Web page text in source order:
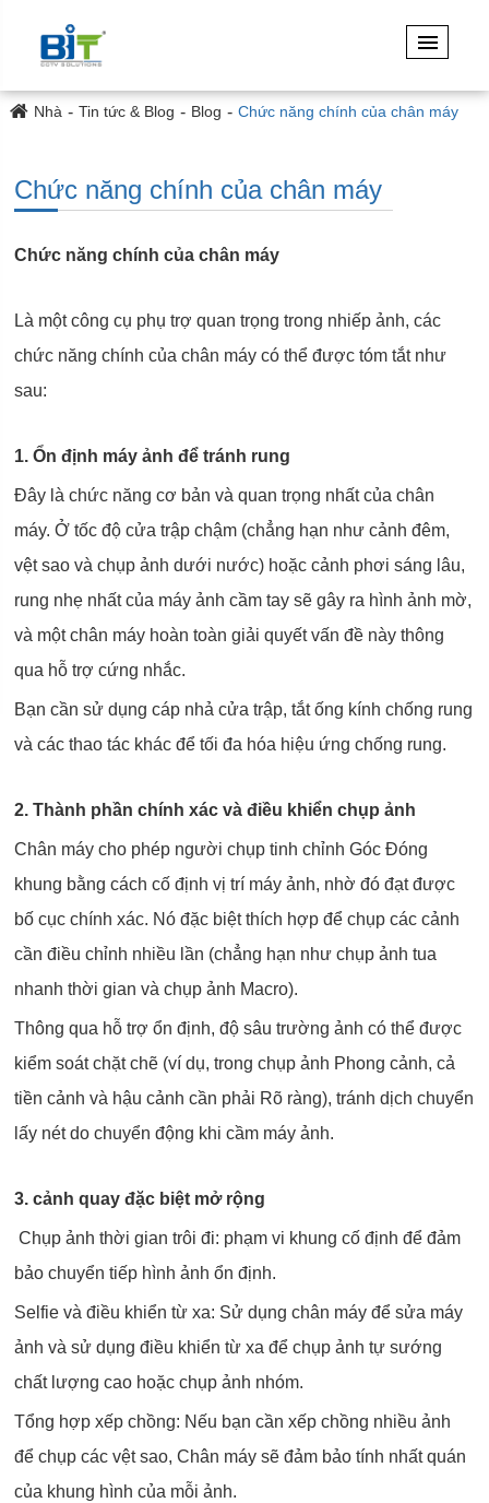
Nhà Tin tức & Blog Blog Chức năng chính của chân máy
Chức năng chính của chân máy
Chức năng chính của chân máy
Là một công cụ phụ trợ quan trọng trong nhiếp ảnh, các
chức năng chính của chân máy có thể được tóm tắt như
sau:
1. Ổn định máy ảnh để tránh rung
Đây là chức năng cơ bản và quan trọng nhất của chân
máy. Ở tốc độ cửa trập chậm (chẳng hạn như cảnh đêm,
vệt sao và chụp ảnh dưới nước) hoặc cảnh phơi sáng lâu,
rung nhẹ nhất của máy ảnh cầm tay sẽ gây ra hình ảnh mờ,
và một chân máy hoàn toàn giải quyết vấn đề này thông
qua hỗ trợ cứng nhắc.
Bạn cần sử dụng cáp nhả cửa trập, tắt ống kính chống rung
và các thao tác khác để tối đa hóa hiệu ứng chống rung.
2. Thành phần chính xác và điều khiển chụp ảnh
Chân máy cho phép người chụp tinh chỉnh Góc Đóng
khung bằng cách cố định vị trí máy ảnh, nhờ đó đạt được
bố cục chính xác. Nó đặc biệt thích hợp để chụp các cảnh
cần điều chỉnh nhiều lần (chẳng hạn như chụp ảnh tua
nhanh thời gian và chụp ảnh Macro).
Thông qua hỗ trợ ổn định, độ sâu trường ảnh có thể được
kiểm soát chặt chẽ (ví dụ, trong chụp ảnh Phong cảnh, cả
tiền cảnh và hậu cảnh cần phải Rõ ràng), tránh dịch chuyển
lấy nét do chuyển động khi cầm máy ảnh.
3. cảnh quay đặc biệt mở rộng
‌ Chụp ảnh thời gian trôi đi: phạm vi khung cố định để đảm
bảo chuyển tiếp hình ảnh ổn định.
‌Selfie và điều khiển từ xa: Sử dụng chân máy để sửa máy
ảnh và sử dụng điều khiển từ xa để chụp ảnh tự sướng
chất lượng cao hoặc chụp ảnh nhóm.
‌Tổng hợp xếp chồng: Nếu bạn cần xếp chồng nhiều ảnh
để chụp các vệt sao, Chân máy sẽ đảm bảo tính nhất quán
của khung hình của mỗi ảnh.